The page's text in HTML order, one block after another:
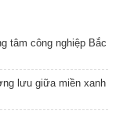
tâm công nghiệp Bắc
lưu giữa miền xanh